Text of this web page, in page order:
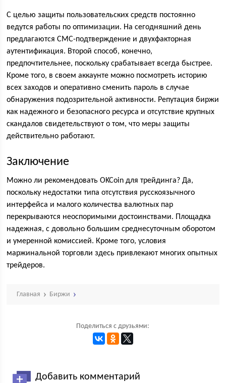
С целью защиты пользовательских средств постоянно
ведутся работы по оптимизации. На сегодняшний день
предлагаются СМС-подтверждение и двухфакторная
аутентификация. Второй способ, конечно,
предпочтительнее, поскольку срабатывает всегда быстрее.
Кроме того, в своем аккаунте можно посмотреть историю
всех заходов и оперативно сменить пароль в случае
обнаружения подозрительной активности. Репутация биржи
как надежного и безопасного ресурса и отсутствие крупных
скандалов свидетельствуют о том, что меры защиты
действительно работают.
Заключение
Можно ли рекомендовать OKCoin для трейдинга? Да,
поскольку недостатки типа отсутствия русскоязычного
интерфейса и малого количества валютных пар
перекрываются неоспоримыми достоинствами. Площадка
надежная, с довольно большим среднесуточным оборотом
и умеренной комиссией. Кроме того, условия
маржинальной торговли здесь привлекают многих опытных
трейдеров.
Главная Биржи
Поделиться с друзьями:
Добавить комментарий